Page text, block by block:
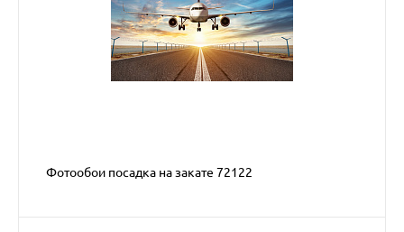
Фотообои посадка на закате 72122